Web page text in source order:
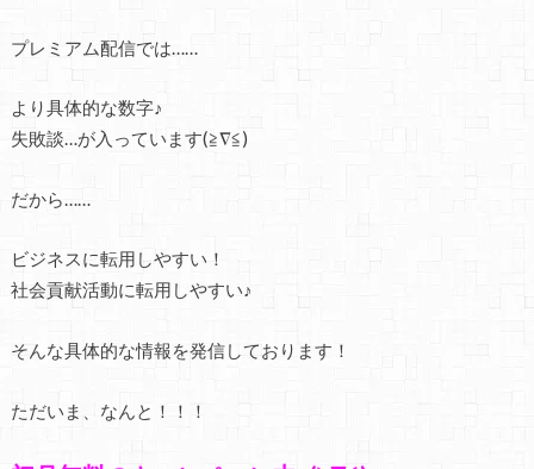
プレミアム配信では……
より具体的な数字♪
失敗談…が入っています(≧∇≦)
だから……
ビジネスに転用しやすい！
社会貢献活動に転用しやすい♪
そんな具体的な情報を発信しております！
ただいま、なんと！！！